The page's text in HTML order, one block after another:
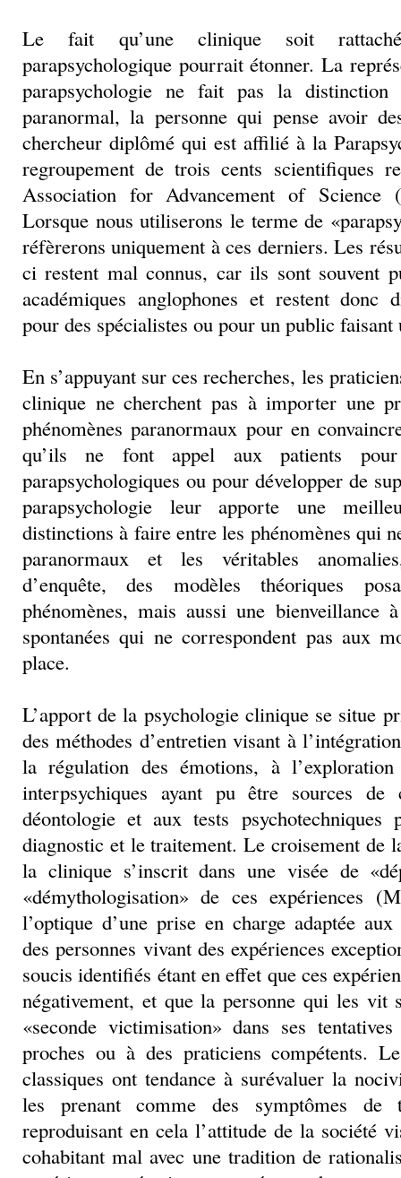
Le fait qu’une clinique soit
parapsychologique pourrait étonner. La
parapsychologie ne fait pas la
paranormal, la personne qui pense avoir
chercheur diplômé qui est affilié à la
regroupement de trois cents scientifiques
Association for Advancement of Science
Lorsque nous utiliserons le terme de
réfèrerons uniquement à ces derniers. Les
ci restent mal connus, car ils sont souvent
académiques anglophones et restent donc
pour des spécialistes ou pour un public
En s’appuyant sur ces recherches, les
clinique ne cherchent pas à importer une
phénomènes paranormaux pour en
qu’ils ne font appel aux patients
parapsychologiques ou pour développer de
parapsychologie leur apporte une
distinctions à faire entre les phénomènes qui
paranormaux et les véritables
d’enquête, des modèles théoriques
phénomènes, mais aussi une bienveillance
spontanées qui ne correspondent pas aux
place.
L’apport de la psychologie clinique se situe
des méthodes d’entretien visant à
la régulation des émotions, à
interpsychiques ayant pu être sources de
déontologie et aux tests psychotechniques
diagnostic et le traitement. Le croisement de
la clinique s’inscrit dans une visée de
«démythologisation» de ces expériences
l’optique d’une prise en charge adaptée
des personnes vivant des expériences
soucis identifiés étant en effet que ces
négativement, et que la personne qui les vit
«seconde victimisation» dans ses
proches ou à des praticiens compétents.
classiques ont tendance à surévaluer la
les prenant comme des symptômes de
reproduisant en cela l’attitude de la société
cohabitant mal avec une tradition de